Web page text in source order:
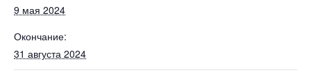
9 мая 2024
Окончание:
31 августа 2024